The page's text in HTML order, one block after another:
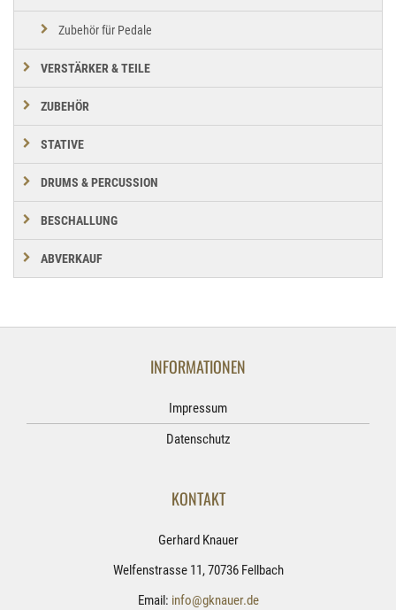
Zubehör für Pedale
VERSTÄRKER & TEILE
ZUBEHÖR
STATIVE
DRUMS & PERCUSSION
BESCHALLUNG
ABVERKAUF
INFORMATIONEN
Impressum
Datenschutz
KONTAKT
Gerhard Knauer
Welfenstrasse 11, 70736 Fellbach
Email: info@gknauer.de